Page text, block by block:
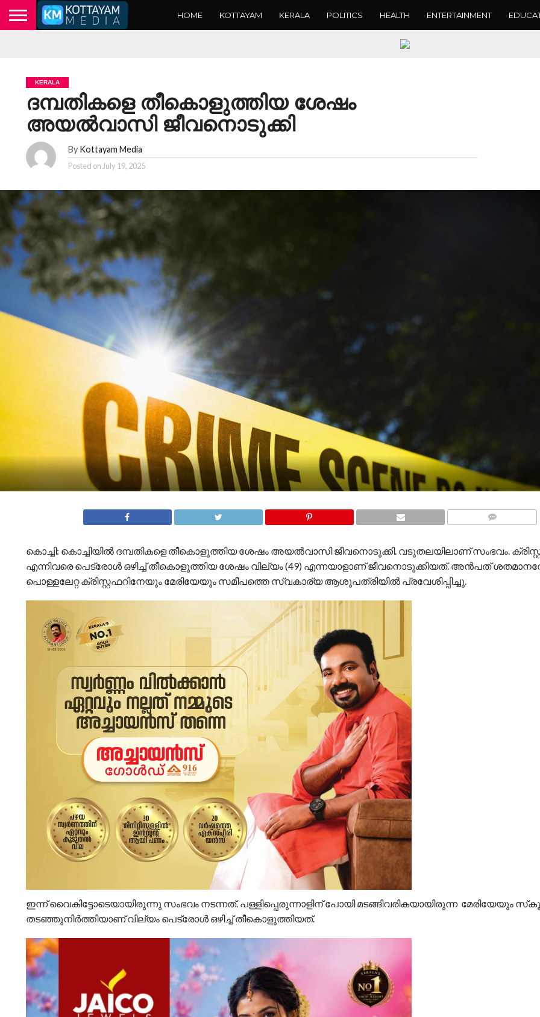
HOME KOTTAYAM KERALA POLITICS HEALTH ENTERTAINMENT
KERALA
ദമ്പതികളെ തീകൊളുത്തിയ ശേഷം
അയല്‍വാസി ജീവനൊടുക്കി
By Kottayam Media
Posted on July 19, 2025
കൊച്ചി: കൊച്ചിയില്‍ ദമ്പതികളെ തീകൊളുത്തിയ ശേഷം അയല്‍വാസി ജീവനൊടുക്കി. വടുതലയിലാണ് സംഭവം.
എന്നിവരെ പെട്രോള്‍ ഒഴിച്ച് തീകൊളുത്തിയ ശേഷം വില്യം (49) എന്നയാളാണ് ജീവനൊടുക്കിയത്. അന്‍പത്
പൊള്ളലേറ്റ ക്രിസ്റ്റഫറിനേയും മേരിയേയും സമീപത്തെ സ്വകാര്യ ആശുപത്രിയില്‍ പ്രവേശിപ്പിച്ചു.
ഇന്ന് വൈകിട്ടോടെയായിരുന്നു സംഭവം നടന്നത്. പള്ളിപ്പെരുന്നാളിന് പോയി മടങ്ങിവരികയായിരുന്ന മേരിയേയും
തടഞ്ഞുനിര്‍ത്തിയാണ് വില്യം പെട്രോള്‍ ഒഴിച്ച് തീകൊളുത്തിയത്.